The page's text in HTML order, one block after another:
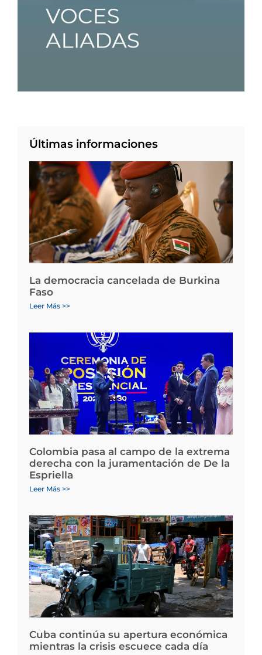
Últimas informaciones
La democracia cancelada de Burkina
Faso
Leer Más >>
Colombia pasa al campo de la extrema
derecha con la juramentación de De la
Espriella
Leer Más >>
Cuba continúa su apertura económica
mientras la crisis escuece cada día